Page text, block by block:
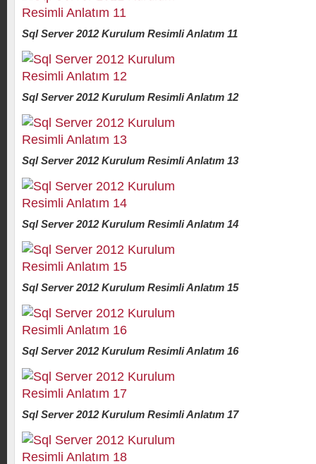
Sql Server 2012 Kurulum Resimli Anlatım 11
Sql Server 2012 Kurulum Resimli Anlatım 12
Sql Server 2012 Kurulum Resimli Anlatım 13
Sql Server 2012 Kurulum Resimli Anlatım 14
Sql Server 2012 Kurulum Resimli Anlatım 15
Sql Server 2012 Kurulum Resimli Anlatım 16
Sql Server 2012 Kurulum Resimli Anlatım 17